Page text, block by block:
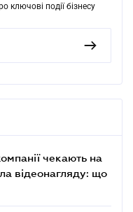
ключові події бізнесу
чекають на
відеонагляду: що